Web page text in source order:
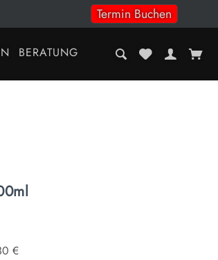
Termin Buchen
BERATUNG
€